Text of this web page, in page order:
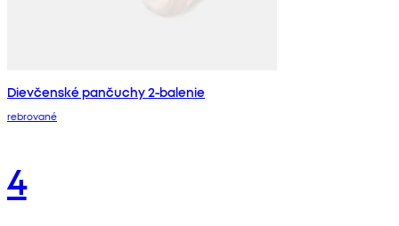
Dievčenské pančuchy 2-balenie
rebrované
4